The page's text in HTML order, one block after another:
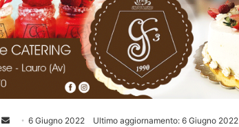
Invia 6 Giugno 2022 Ultimo aggiornamento: 6 Giugno 2022